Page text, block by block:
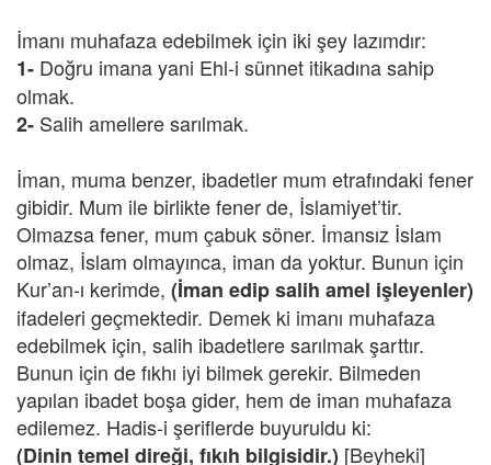
İmanı muhafaza edebilmek için iki şey lazımdır:
1- Doğru imana yani Ehl-i sünnet itikadına sahip
olmak.
2- Salih amellere sarılmak.
İman, muma benzer, ibadetler mum etrafındaki fener
gibidir. Mum ile birlikte fener de, İslamiyet’tir.
Olmazsa fener, mum çabuk söner. İmansız İslam
olmaz, İslam olmayınca, iman da yoktur. Bunun için
Kur’an-ı kerimde, (İman edip salih amel işleyenler)
ifadeleri geçmektedir. Demek ki imanı muhafaza
edebilmek için, salih ibadetlere sarılmak şarttır.
Bunun için de fıkhı iyi bilmek gerekir. Bilmeden
yapılan ibadet boşa gider, hem de iman muhafaza
edilemez. Hadis-i şeriflerde buyuruldu ki:
(Dinin temel direği, fıkıh bilgisidir.) [Beyheki]